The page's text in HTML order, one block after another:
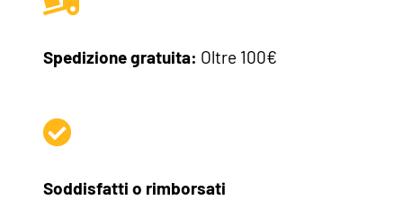
Spedizione gratuita: Oltre 100€
Soddisfatti o rimborsati